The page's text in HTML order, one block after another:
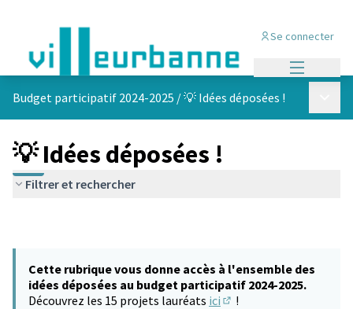
Se connecter
Budget participatif 2024-2025 /💡 Idées déposées !
💡 Idées déposées !
Filtrer et rechercher
Cette rubrique vous donne accès à l'ensemble des
idées déposées au budget participatif 2024-2025.
Découvrez les 15 projets lauréats ici !